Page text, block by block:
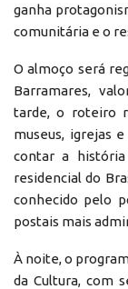
ganha
comunitária e o
O almoço será
Barramares,
tarde, o roteiro
museus, igrejas
contar a
residencial do
conhecido pelo
postais mais
À noite, o
da Cultura, com